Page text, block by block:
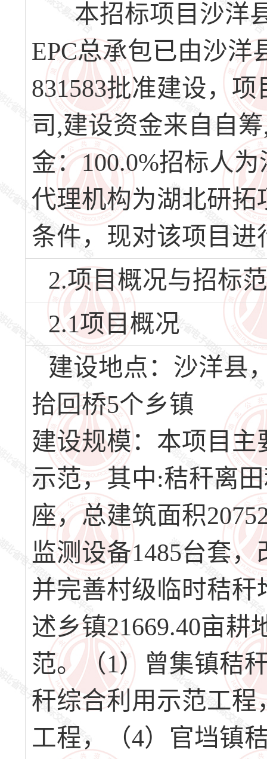
本招标项目沙洋
EPC总承包已由沙洋
831583批准建设，
司,建设资金来自自
金：100.0%招标人
代理机构为湖北研
条件，现对该项目进
2.项目概况与招标
2.1项目概况
建设地点：沙洋县
拾回桥5个乡镇
建设规模：本项目
示范，其中:秸秆离
座，总建筑面积
监测设备1485台套
并完善村级临时秸
述乡镇21669.40亩
范。（1）曾集镇秸
秆综合利用示范工
工程，（4）官垱镇